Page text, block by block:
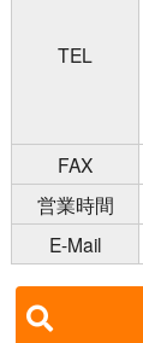
TEL
FAX
営業時間
E-Mail